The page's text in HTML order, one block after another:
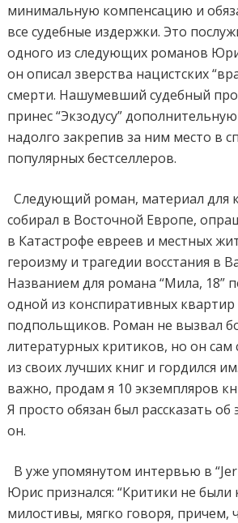
минимальную компенсацию и
все судебные издержки. Это
одного из следующих романов
он описал зверства нацистских
смерти. Нашумевший судебный
принес “Экзодусу”
надолго закрепив за ним место в
популярных бестселлеров.
Следующий роман, материал для
собирал в Восточной Европе,
в Катастрофе евреев и местных
героизму и трагедии восстания в
Названием для романа “Мила, 18”
одной из конспиративных квартир
подпольщиков. Роман не вызвал
литературных критиков, но он сам
из своих лучших книг и гордился
важно, продам я 10 экземпляров
Я просто обязан был рассказать об
он.
В уже упомянутом интервью в
Юрис признался: “Критики не были
милостивы, мягко говоря,